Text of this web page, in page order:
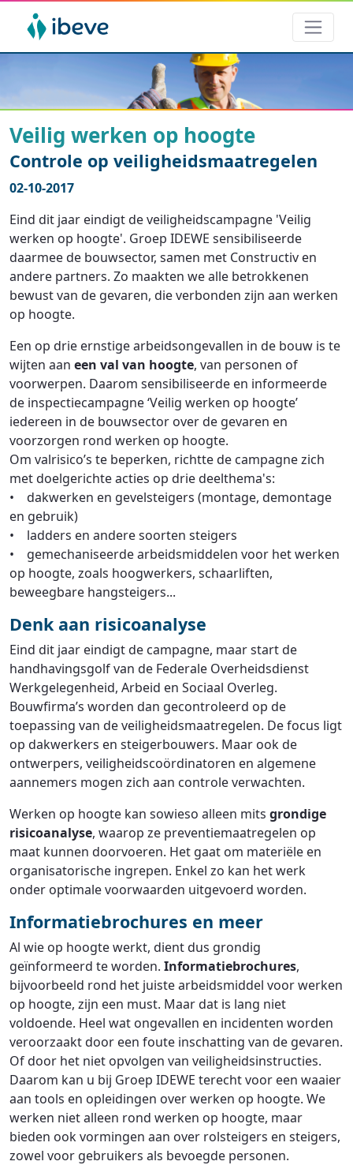
Veilig werken op hoogte
Controle op veiligheidsmaatregelen
02-10-2017
Eind dit jaar eindigt de veiligheidscampagne 'Veilig
werken op hoogte'. Groep IDEWE sensibiliseerde
daarmee de bouwsector, samen met Constructiv en
andere partners. Zo maakten we alle betrokkenen
bewust van de gevaren, die verbonden zijn aan werken
op hoogte.
Een op drie ernstige arbeidsongevallen in de bouw is te
wijten aan een val van hoogte, van personen of
voorwerpen. Daarom sensibiliseerde en informeerde
de inspectiecampagne ‘Veilig werken op hoogte’
iedereen in de bouwsector over de gevaren en
voorzorgen rond werken op hoogte.
Om valrisico’s te beperken, richtte de campagne zich
met doelgerichte acties op drie deelthema's:
• dakwerken en gevelsteigers (montage, demontage
en gebruik)
• ladders en andere soorten steigers
• gemechaniseerde arbeidsmiddelen voor het werken
op hoogte, zoals hoogwerkers, schaarliften,
beweegbare hangsteigers...
Denk aan risicoanalyse
Eind dit jaar eindigt de campagne, maar start de
handhavingsgolf van de Federale Overheidsdienst
Werkgelegenheid, Arbeid en Sociaal Overleg.
Bouwfirma’s worden dan gecontroleerd op de
toepassing van de veiligheidsmaatregelen. De focus ligt
op dakwerkers en steigerbouwers. Maar ook de
ontwerpers, veiligheidscoördinatoren en algemene
aannemers mogen zich aan controle verwachten.
Werken op hoogte kan sowieso alleen mits grondige
risicoanalyse, waarop ze preventiemaatregelen op
maat kunnen doorvoeren. Het gaat om materiële en
organisatorische ingrepen. Enkel zo kan het werk
onder optimale voorwaarden uitgevoerd worden.
Informatiebrochures en meer
Al wie op hoogte werkt, dient dus grondig
geïnformeerd te worden. Informatiebrochures,
bijvoorbeeld rond het juiste arbeidsmiddel voor werken
op hoogte, zijn een must. Maar dat is lang niet
voldoende. Heel wat ongevallen en incidenten worden
veroorzaakt door een foute inschatting van de gevaren.
Of door het niet opvolgen van veiligheidsinstructies.
Daarom kan u bij Groep IDEWE terecht voor een waaier
aan tools en opleidingen over werken op hoogte. We
werken niet alleen rond werken op hoogte, maar
bieden ook vormingen aan over rolsteigers en steigers,
zowel voor gebruikers als bevoegde personen.